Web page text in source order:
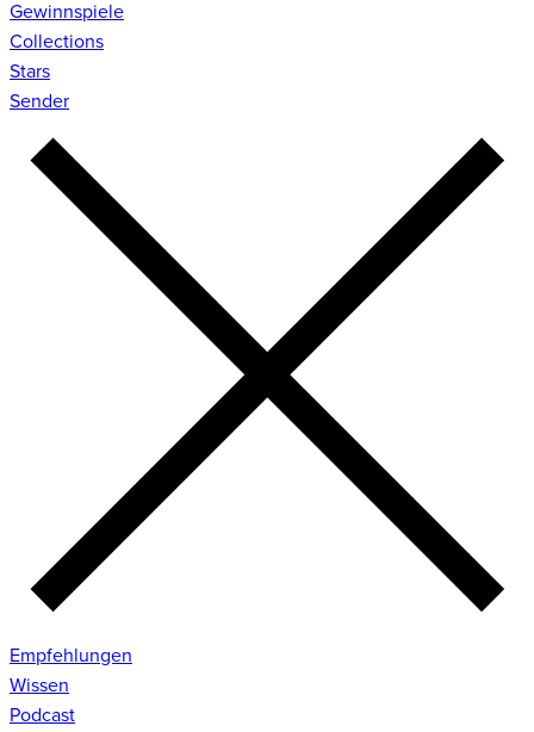
Gewinnspiele
Collections
Stars
Sender
Empfehlungen
Wissen
Podcast